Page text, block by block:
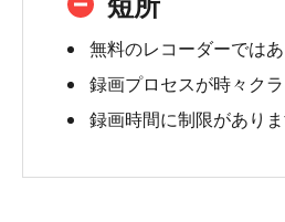
無料のレコーダーではあ
録画プロセスが時々クラ
録画時間に制限がありま